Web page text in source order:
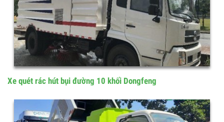
Xe quét rác hút bụi đường 5 khối Hino